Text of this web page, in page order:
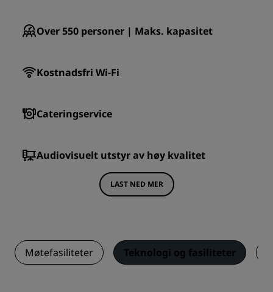
Over 550 personer | Maks. kapasitet
Kostnadsfri Wi-Fi
Cateringservice
Audiovisuelt utstyr av høy kvalitet
LAST NED MER
Møtefasiliteter Teknologi og fasiliteter